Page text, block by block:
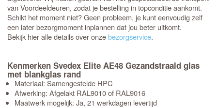
van Voordeeldeuren, zodat je bestelling in topconditie aankomt.
Schikt het moment niet? Geen probleem, je kunt eenvoudig zelf
een later bezorgmoment inplannen dat jou beter uitkomt.
Bekijk hier alle details over onzebezorgservice.
Kenmerken Svedex Elite AE48 Gezandstraald glas
met blankglas rand
Materiaal: Samengestelde HPC
Afwerking: Afgelakt RAL9010 of RAL9016
Maatwerk mogelijk: Ja, 21 werkdagen levertijd